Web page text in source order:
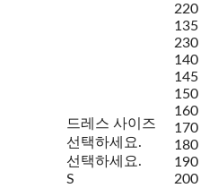
드레스 사이즈
선택하세요.
선택하세요.
S
220
135
230
140
145
150
160
170
180
190
200